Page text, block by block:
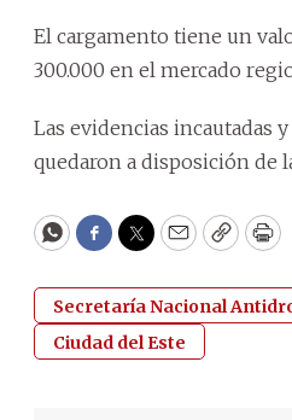
El cargamento tiene un
300.000 en el mercado
Las evidencias incautadas
quedaron a disposición de
WhatsApp
Facebook
Twitter
EmailCopy
Secretaría Nacional
Ciudad del Este